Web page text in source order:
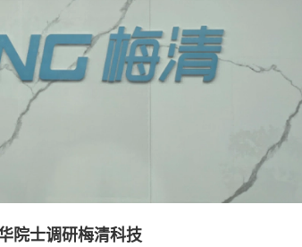
院士调研梅清科技